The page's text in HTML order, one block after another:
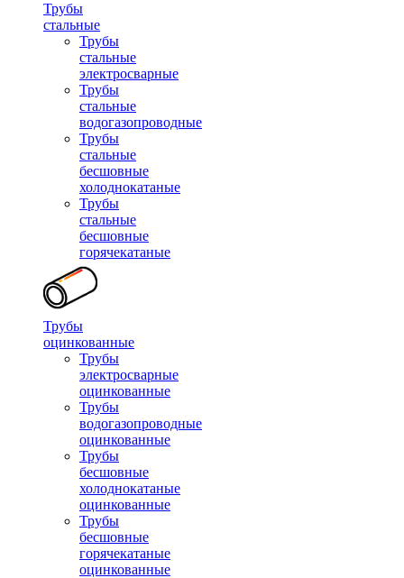
Трубы
стальные
Трубы
стальные
электросварные
Трубы
стальные
водогазопроводные
Трубы
стальные
бесшовные
холоднокатаные
Трубы
стальные
бесшовные
горячекатаные
Трубы
оцинкованные
Трубы
электросварные
оцинкованные
Трубы
водогазопроводные
оцинкованные
Трубы
бесшовные
холоднокатаные
оцинкованные
Трубы
бесшовные
горячекатаные
оцинкованные